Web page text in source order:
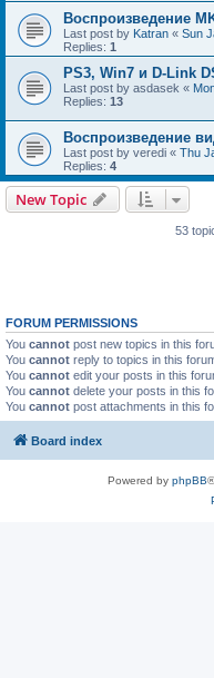
Воспроизведение
Last post by Katran « Sun
Replies: 1
PS3, Win7 и D-Link
Last post by asdasek «
Replies: 13
Воспроизведение
Last post by veredi « Thu
Replies: 4
New Topic
53
FORUM PERMISSIONS
You cannot post new topics in this
You cannot reply to topics in this
You cannot edit your posts in this
You cannot delete your posts in this
You cannot post attachments in this
Board index
Powered by phpBB